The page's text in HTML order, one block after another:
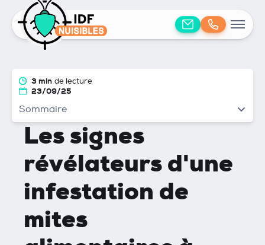
3 min de lecture
23/09/25
Sommaire
Les signes
révélateurs d'une
infestation de
mites